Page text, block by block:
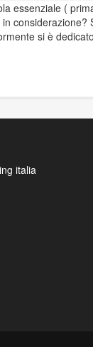
essenziale (
si è